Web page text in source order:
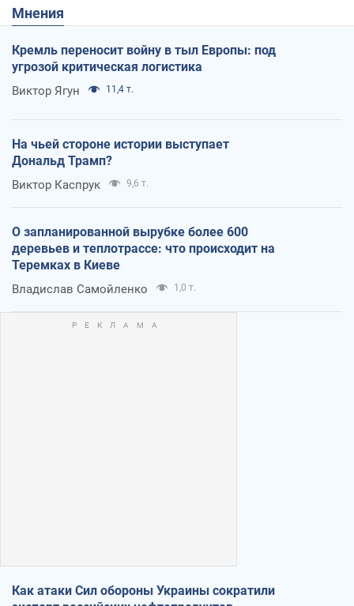
Мнения
Кремль переносит войну в тыл Европы: под
угрозой критическая логистика
Виктор Ягун 11,4 т.
На чьей стороне истории выступает
Дональд Трамп?
Виктор Каспрук 9,6 т.
О запланированной вырубке более 600
деревьев и теплотрассе: что происходит на
Теремках в Киеве
Владислав Самойленко 1,0 т.
Как атаки Сил обороны Украины сократили